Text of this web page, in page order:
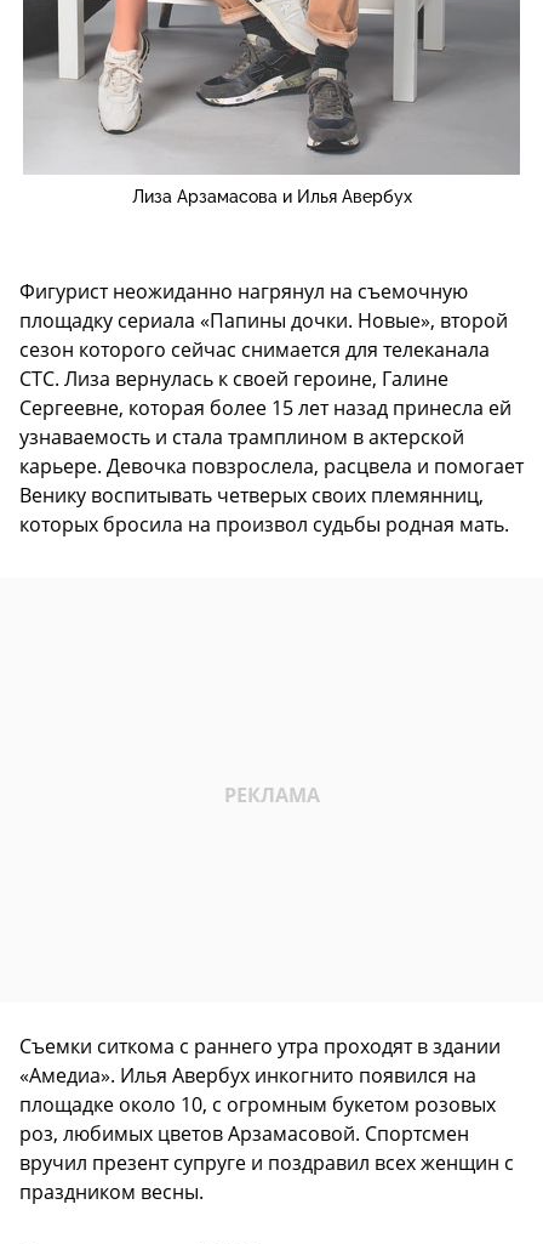
Лиза Арзамасова и Илья Авербух
Фигурист неожиданно нагрянул на съемочную
площадку сериала «Папины дочки. Новые», второй
сезон которого сейчас снимается для телеканала
СТС. Лиза вернулась к своей героине, Галине
Сергеевне, которая более 15 лет назад принесла ей
узнаваемость и стала трамплином в актерской
карьере. Девочка повзрослела, расцвела и помогает
Венику воспитывать четверых своих племянниц,
которых бросила на произвол судьбы родная мать.
Съемки ситкома с раннего утра проходят в здании
«Амедиа». Илья Авербух инкогнито появился на
площадке около 10, с огромным букетом розовых
роз, любимых цветов Арзамасовой. Спортсмен
вручил презент супруге и поздравил всех женщин с
праздником весны.